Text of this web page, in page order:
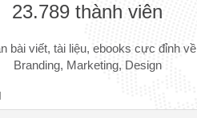
23.789 thành viên
bài viết, tài liệu, ebooks cực đỉnh về
Branding, Marketing, Design